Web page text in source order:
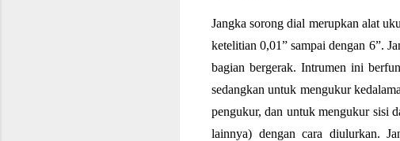
Jangka sorong dial merupkan alat
ketelitian 0,01” sampai dengan 6”.
bagian bergerak. Intrumen ini
sedangkan untuk mengukur
pengukur, dan untuk mengukur sisi
lainnya) dengan cara diulurkan.